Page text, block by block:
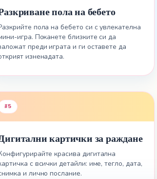
пола на бебето
пола на бебето си с увлекателна
игра. Поканете близките си да
преди играта и ги оставете да
изненадата.
#5
картички за раждане
красива дигитална
с всички детайли: име, тегло, дата,
и лично послание.